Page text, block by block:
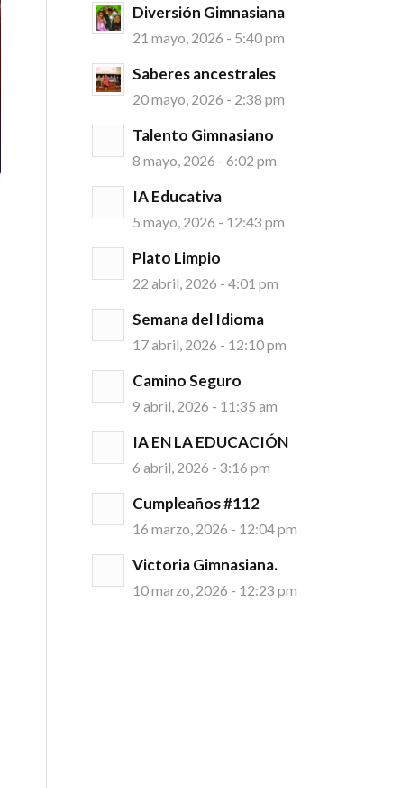
Diversión Gimnasiana
21 mayo, 2026 - 5:40 pm
Saberes ancestrales
20 mayo, 2026 - 2:38 pm
Talento Gimnasiano
8 mayo, 2026 - 6:02 pm
IA Educativa
5 mayo, 2026 - 12:43 pm
Plato Limpio
22 abril, 2026 - 4:01 pm
Semana del Idioma
17 abril, 2026 - 12:10 pm
Camino Seguro
9 abril, 2026 - 11:35 am
IA EN LA EDUCACIÓN
6 abril, 2026 - 3:16 pm
Cumpleaños #112
16 marzo, 2026 - 12:04 pm
Victoria Gimnasiana.
10 marzo, 2026 - 12:23 pm